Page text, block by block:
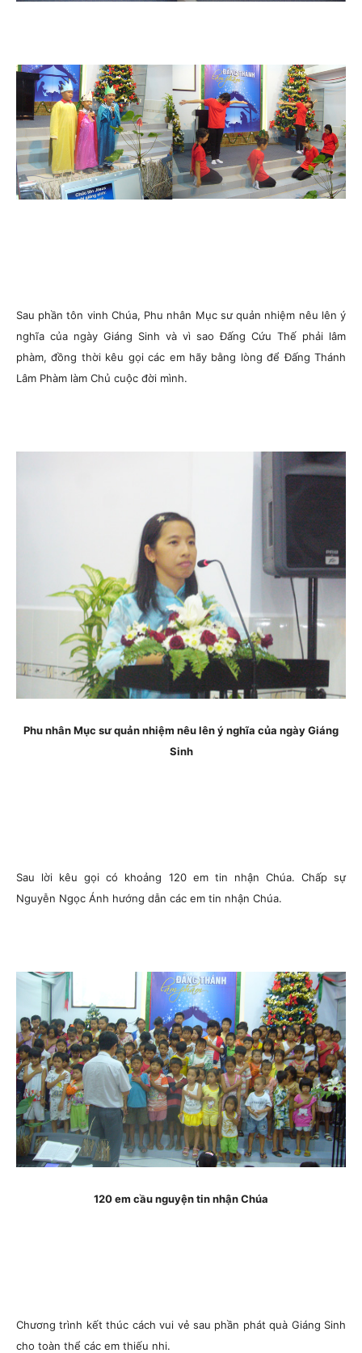
Sau phần tôn vinh Chúa, Phu nhân Mục sư quản nhiệm nêu lên ý
nghĩa của ngày Giáng Sinh và vì sao Đấng Cứu Thế phải lâm
phàm, đồng thời kêu gọi các em hãy bằng lòng để Đấng Thánh
Lâm Phàm làm Chủ cuộc đời mình.
Phu nhân Mục sư quản nhiệm nêu lên ý nghĩa của ngày Giáng
Sinh
Sau lời kêu gọi có khoảng 120 em tin nhận Chúa. Chấp sự
Nguyễn Ngọc Ánh hướng dẫn các em tin nhận Chúa.
120 em cầu nguyện tin nhận Chúa
Chương trình kết thúc cách vui vẻ sau phần phát quà Giáng Sinh
cho toàn thể các em thiếu nhi.